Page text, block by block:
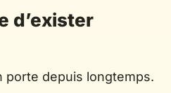
d’exister
porte depuis longtemps.